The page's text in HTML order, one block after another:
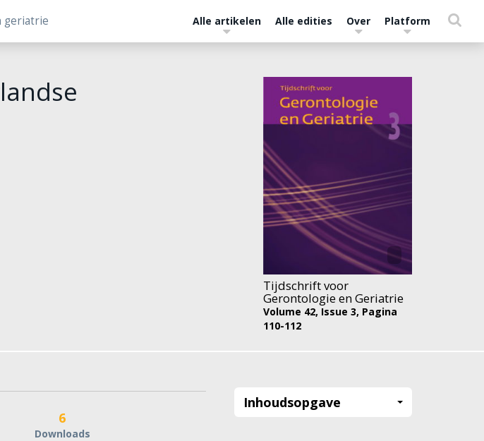
geriatrie Alle artikelen Alle edities Over Platform
Tijdschrift voor
Gerontologie en Geriatrie
Volume 42, Issue 3, Pagina
110-112
6
Downloads
Inhoudsopgave